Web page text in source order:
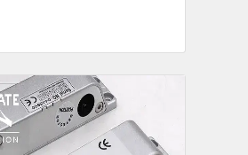
مدل قفل ها به کیفیت،